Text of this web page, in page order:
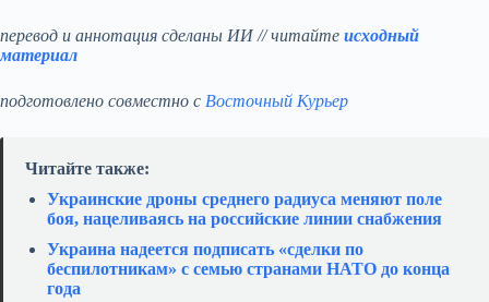
перевод и аннотация сделаны ИИ // читайте исходный
материал
подготовлено совместно с Восточный Курьер
Читайте также:
Украинские дроны среднего радиуса меняют поле
боя, нацеливаясь на российские линии снабжения
Украина надеется подписать «сделки по
беспилотникам» с семью странами НАТО до конца
года